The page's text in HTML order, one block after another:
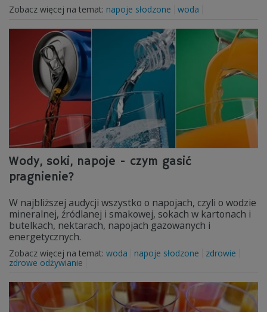
Zobacz więcej na temat: napoje słodzone woda
Wody, soki, napoje - czym gasić
pragnienie?
W najbliższej audycji wszystko o napojach, czyli o wodzie
mineralnej, źródlanej i smakowej, sokach w kartonach i
butelkach, nektarach, napojach gazowanych i
energetycznych.
Zobacz więcej na temat: woda napoje słodzone
zdrowie
zdrowe odżywianie